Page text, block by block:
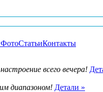
ФотоСтатьиКонтакты
всего вечера!
диапазоном! Детали »